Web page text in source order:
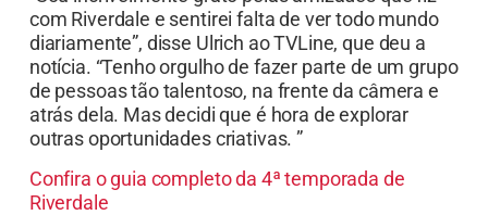
com Riverdale e sentirei falta de ver todo mundo
diariamente”, disse Ulrich ao TVLine, que deu a
notícia. “Tenho orgulho de fazer parte de um grupo
de pessoas tão talentoso, na frente da câmera e
atrás dela. Mas decidi que é hora de explorar
outras oportunidades criativas. ”
Confira o guia completo da 4ª temporada de
Riverdale